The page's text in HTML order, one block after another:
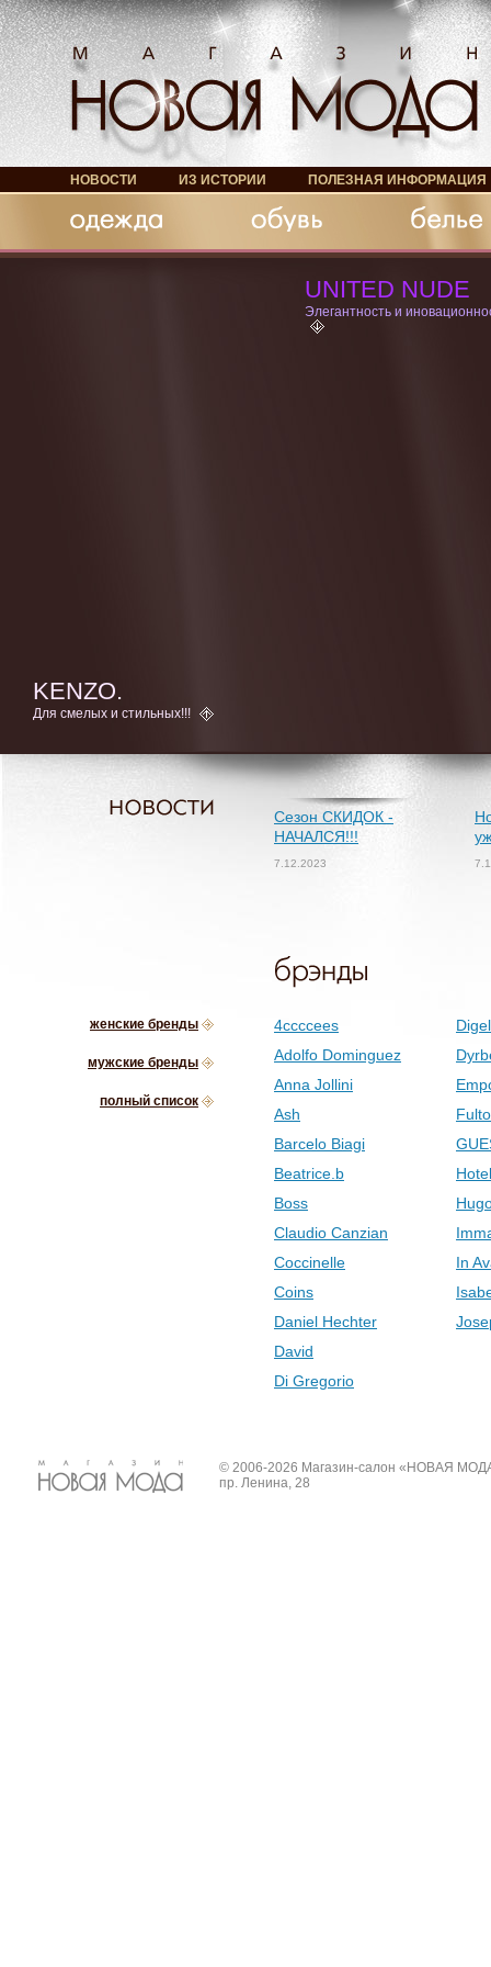
НОВОСТИ ИЗ ИСТОРИИ ПОЛЕЗНАЯ ИНФОРМАЦИЯ
Аксессуары
KENZO.
Для смелых и стильных!!!
UNITED NUDE
Элегантность и
Сезон СКИДОК -
НАЧАЛСЯ!!!
7.12.2023
женские бренды
мужские бренды
полный список
4ccccees
Adolfo Dominguez
Anna Jollini
Ash
Barcelo Biagi
Beatrice.b
Boss
Claudio Canzian
Coccinelle
Coins
Daniel Hechter
David
Di Gregorio
Digel
In
© 2006-2026 Магазин-салон «НОВАЯ
пр. Ленина, 28